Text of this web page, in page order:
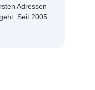
Adressen
Seit 2005